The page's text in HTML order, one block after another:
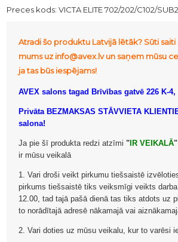
Preces kods:VICTA ELITE 702/202/C102/
Atradi šo produktu Latvijā lētāk? Sūti
mums uz info@avex.lv un saņem mūsu
ja tas būs iespējams!
AVEX salons tagad Brīvības gatvē 226 K-4,
Privāta BEZMAKSAS STĀVVIETA
salona!
Ja pie šī produkta redzi atzīmi " IR VEIKALĀ"
ir mūsu veikalā
1. Vari droši veikt pirkumu tiešsaistē
pirkums tiešsaistē tiks veiksmīgi veikts
12.00, tad tajā pašā dienā tas tiks atdots uz
to norādītajā adresē nākamajā vai
2. Vari doties uz mūsu veikalu, kur to varēsi